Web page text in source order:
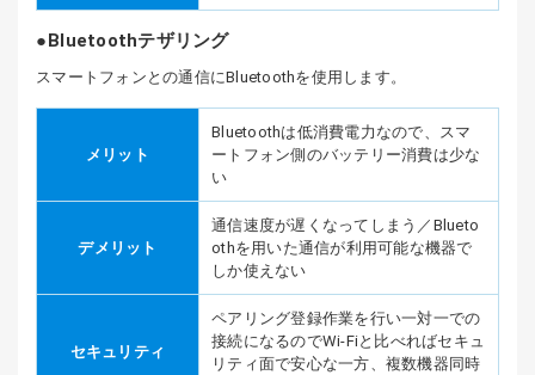
Bluetoothテザリング
スマートフォンとの通信にBluetoothを使用します。
メリット
Bluetoothは低消費電力なので、スマ
ートフォン側のバッテリー消費は少な
い
デメリット
通信速度が遅くなってしまう／Blueto
othを用いた通信が利用可能な機器で
しか使えない
セキュリティ
ペアリング登録作業を行い一対一での
接続になるのでWi-Fiと比べればセキュ
リティ面で安心な一方、複数機器同時